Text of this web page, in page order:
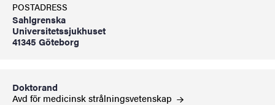
POSTADRESS
Sahlgrenska
Universitetssjukhuset
41345 Göteborg
Doktorand
Avd för medicinskstrålningsvetenskap